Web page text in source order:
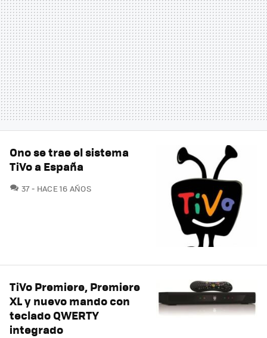
Ono se trae el sistema
TiVo a España
37COMENTARIOS
HACE 16 AÑOS
TiVo Premiere, Premiere
XL y nuevo mando con
teclado QWERTY
integrado